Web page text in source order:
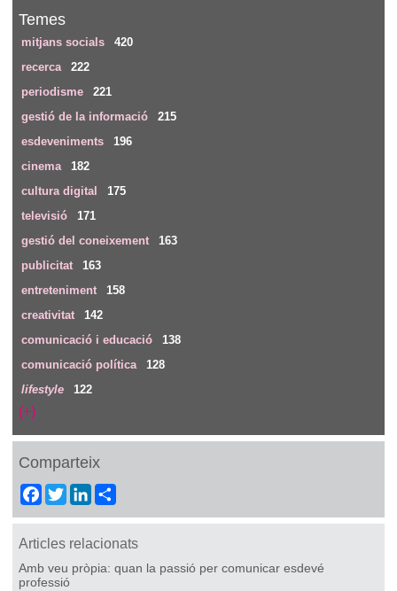
Temes
mitjans socials
420
recerca
222
periodisme
221
gestió de la informació
215
esdeveniments
196
cinema
182
cultura digital
175
televisió
171
gestió del coneixement
163
publicitat
163
entreteniment
158
creativitat
142
comunicació i educació
138
comunicació política
128
lifestyle
122
(+)
Comparteix
Facebook
TwitterLinkedIn
Articles relacionats
Amb veu pròpia: quan la passió per comunicar esdevé
professió